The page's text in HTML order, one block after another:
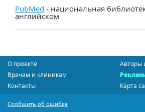
PubMed - национальная
английском
О проекте
Авторы
Врачам и клиникам
Контакты
Карта
Сообщить об ошибке